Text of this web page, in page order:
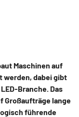
Maschinen auf
werden, dabei gibt
Branche. Das
Großaufträge lange
führende